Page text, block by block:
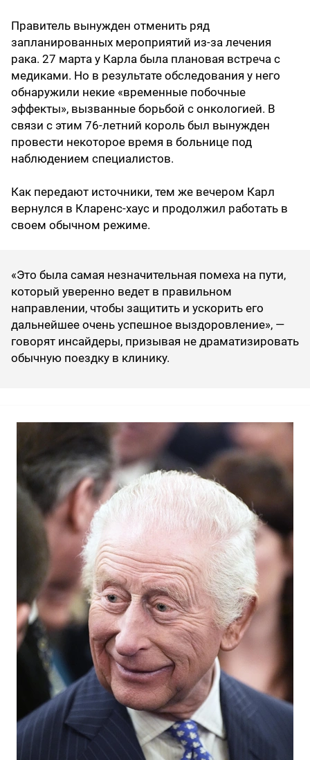
Правитель вынужден отменить ряд
запланированных мероприятий из-за лечения
рака. 27 марта у Карла была плановая встреча с
медиками. Но в результате обследования у него
обнаружили некие «временные побочные
эффекты», вызванные борьбой с онкологией. В
связи с этим 76-летний король был вынужден
провести некоторое время в больнице под
наблюдением специалистов.
Как передают источники, тем же вечером Карл
вернулся в Кларенс-хаус и продолжил работать в
своем обычном режиме.
«Это была самая незначительная помеха на пути,
который уверенно ведет в правильном
направлении, чтобы защитить и ускорить его
дальнейшее очень успешное выздоровление», —
говорят инсайдеры, призывая не драматизировать
обычную поездку в клинику.